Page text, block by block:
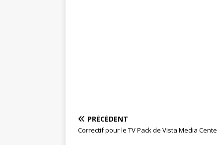
PRÉCÉDENT
Correctif pour le TV Pack de Vista Media